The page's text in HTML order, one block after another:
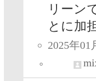
リーン
とに加
2025年01